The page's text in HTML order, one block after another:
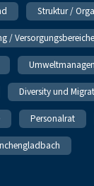
Struktur /
/ Versorgungsbereiche
Diversity und
Personalrat